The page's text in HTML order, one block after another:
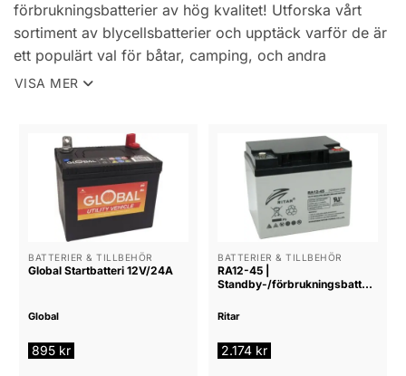
förbrukningsbatterier av hög kvalitet! Utforska vårt
sortiment av blycellsbatterier och upptäck varför de är
ett populärt val för båtar, camping, och andra
fritidsapplikationer.
1. **Kostnadseffektiva**: Blycellsbatterier är vanligtvis
billigare jämfört med andra batterityper, vilket gör dem
till ett attraktivt alternativ för många kunder.
2. **Lång livslängd**: Med rätt underhåll kan
blycellsbatterier ha en lång livslängd och erbjuda
pålitlig strömförsörjning under många år.
3. **Tillförlitliga**: Blycellsbatterier är väl beprövade
förtroende för deras prestanda och tillförlitlighet.
4. **Tål kyla**: De är robusta och kan fungera väl
VISA MER
BATTERIER & TILLBEHÖR
Global Startbatteri 12V/24A
Global
895 kr
BATTERIER & TILLBEHÖR
RA12-45 |
Standby-/förbrukningsbatteri
Ritar
2.174 kr